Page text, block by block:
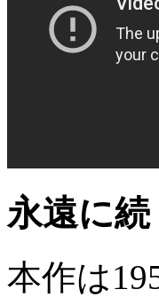
永遠に
本作は